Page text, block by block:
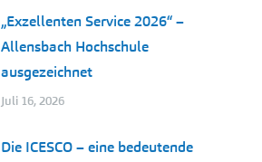
„Exzellenten Service 2026“ –
Allensbach Hochschule
ausgezeichnet
Juli 16, 2026
Die ICESCO – eine bedeutende